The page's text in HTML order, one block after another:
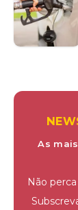
As
Não